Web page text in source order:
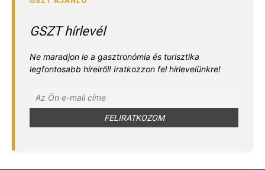
GSZT hírlevél
Ne maradjon le a gasztronómia és turisztika
legfontosabb híreiről! Iratkozzon fel hírlevelünkre!